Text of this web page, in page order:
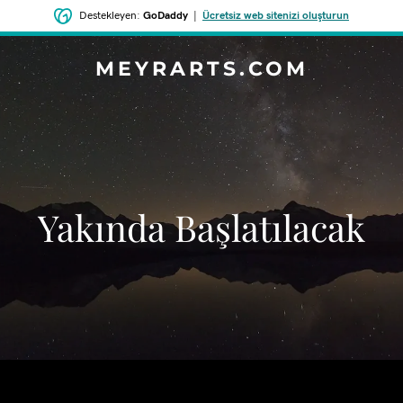
Destekleyen: GoDaddy Ücretsiz web sitenizi oluşturun
MEYRARTS.COM
‌Yakında Başlatılacak